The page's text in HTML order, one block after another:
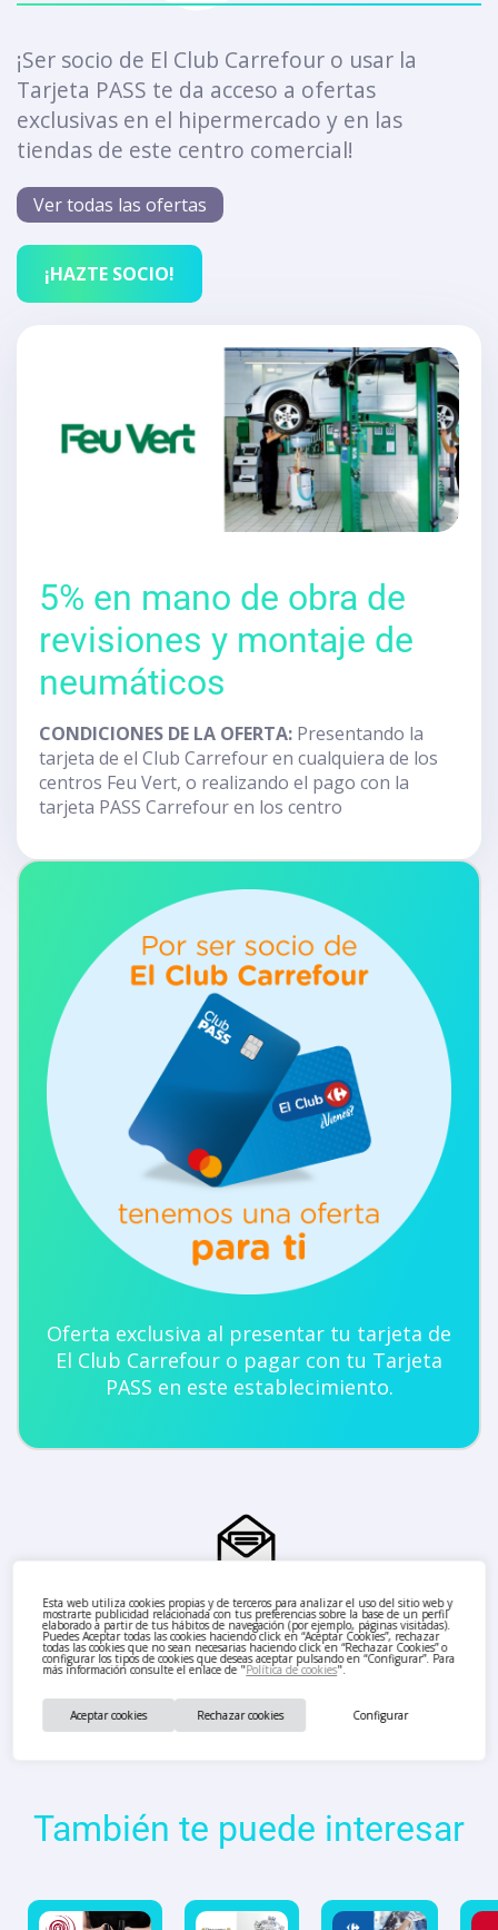
Esta web utiliza cookies propias y de terceros para analizar el uso del sitio web y
mostrarte publicidad relacionada con tus preferencias sobre la base de un perfil
elaborado a partir de tus hábitos de navegación (por ejemplo, páginas visitadas).
Puedes Aceptar todas las cookies haciendo click en “Aceptar Cookies”, rechazar
todas las cookies que no sean necesarias haciendo click en “Rechazar Cookies” o
configurar los tipos de cookies que deseas aceptar pulsando en “Configurar”. Para
más información consulte el enlace de "Política de cookies".
Configurar
Rechazar cookies
Aceptar cookies
¡Ser socio de El Club Carrefour o usar la
Tarjeta PASS te da acceso a ofertas
exclusivas en el hipermercado y en las
tiendas de este centro comercial!
Ver todas las ofertas
¡HAZTE SOCIO!
5% en mano de obra de
revisiones y montaje de
neumáticos
CONDICIONES DE LA OFERTA: Presentando la
tarjeta de el Club Carrefour en cualquiera de los
centros Feu Vert, o realizando el pago con la
tarjeta PASS Carrefour en los centro
Oferta exclusiva al presentar tu tarjeta de
El Club Carrefour o pagar con tu Tarjeta
PASS en este establecimiento.
También te puede interesar